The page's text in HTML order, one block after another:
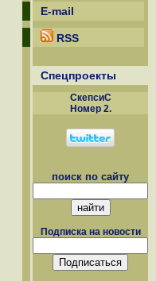
E-mail
RSS
Спецпроекты
СкепсиС
Номер 2.
поиск по сайту
Подписка на новости